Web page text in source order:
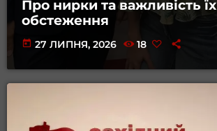
Про нирки та важливість їх
обстеження
today 27 ЛИПНЯ, 2026 18